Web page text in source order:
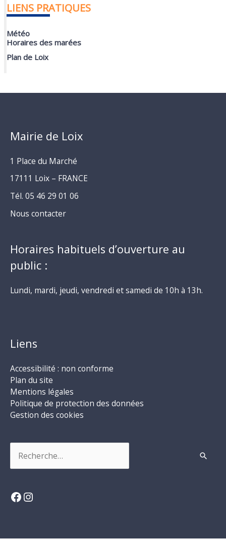
LIENS PRATIQUES
Météo
Horaires des marées
Plan de Loix
Mairie de Loix
1 Place du Marché
17111 Loix – FRANCE
Tél. 05 46 29 01 06
Nous contacter
Horaires habituels d’ouverture au
public :
Lundi, mardi, jeudi, vendredi et samedi de 10h à 13h.
Liens
Accessibilité : non conforme
Plan du site
Mentions légales
Politique de protection des données
Gestion des cookies
Facebook
Instagram